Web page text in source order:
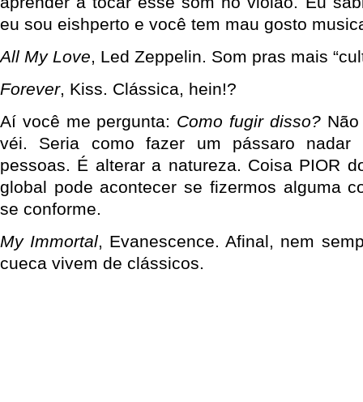
eu sou eishperto e você tem mau gosto
All My Love, Led Zeppelin. Som pras mais
Forever, Kiss. Clássica, hein!?
Aí você me pergunta: Como fugir disso?Não
véi. Seria como fazer um pássaro
pessoas. É alterar a natureza. Coisa PIOR
global pode acontecer se fizermos alguma
se conforme.
My Immortal, Evanescence. Afinal, nem
cueca vivem de clássicos.